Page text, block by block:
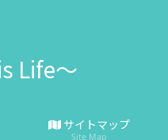
Life〜
サイトマップ
Site Map